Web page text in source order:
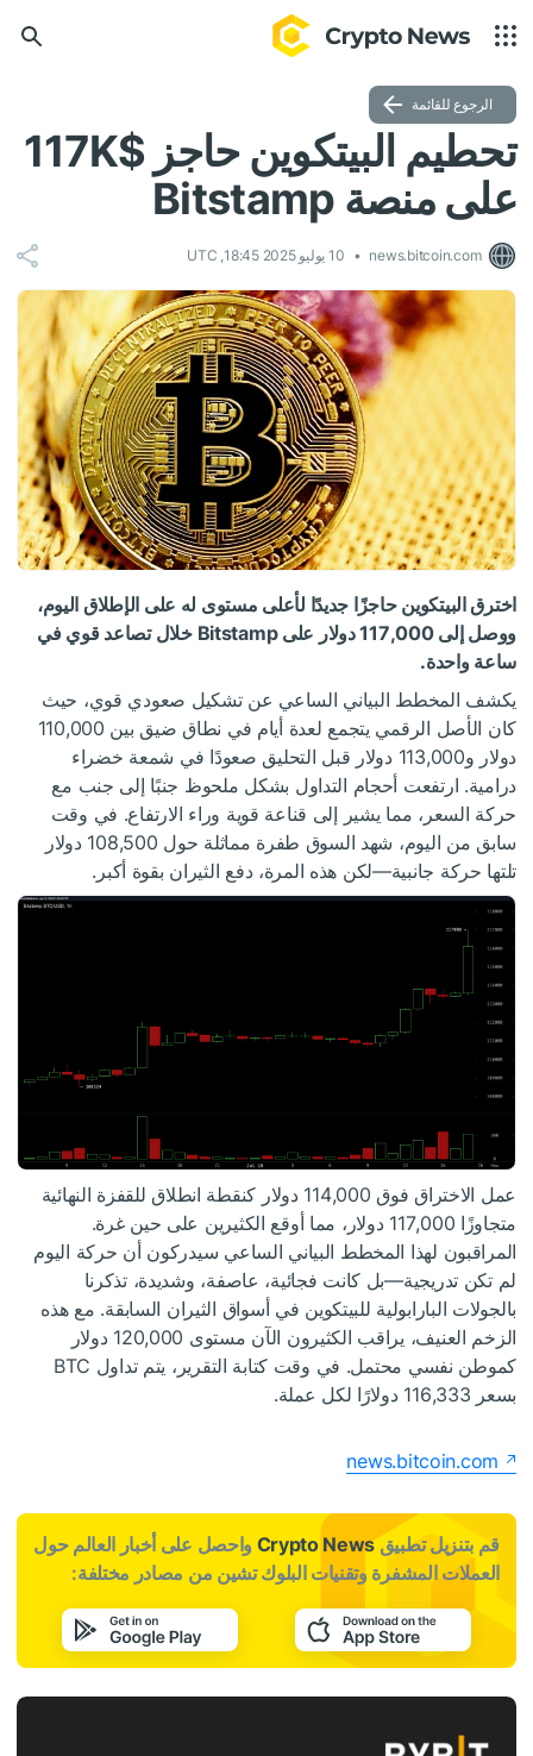
الرجوع للقائمة
تحطيم البيتكوين حاجز $117K
على منصة Bitstamp
news.bitcoin.com 10 يوليو 2025 18:45, UTC
اخترق البيتكوين حاجزًا جديدًا لأعلى مستوى له على الإطلاق اليوم،
ووصل إلى 117,000 دولار على Bitstamp خلال تصاعد قوي في
ساعة واحدة.
يكشف المخطط البياني الساعي عن تشكيل صعودي قوي، حيث
كان الأصل الرقمي يتجمع لعدة أيام في نطاق ضيق بين 110,000
دولار و113,000 دولار قبل التحليق صعودًا في شمعة خضراء
درامية. ارتفعت أحجام التداول بشكل ملحوظ جنبًا إلى جنب مع
حركة السعر، مما يشير إلى قناعة قوية وراء الارتفاع. في وقت
سابق من اليوم، شهد السوق طفرة مماثلة حول 108,500 دولار
تلتها حركة جانبية—لكن هذه المرة، دفع الثيران بقوة أكبر.
عمل الاختراق فوق 114,000 دولار كنقطة انطلاق للقفزة النهائية
متجاوزًا 117,000 دولار، مما أوقع الكثيرين على حين غرة.
المراقبون لهذا المخطط البياني الساعي سيدركون أن حركة اليوم
لم تكن تدريجية—بل كانت فجائية، عاصفة، وشديدة، تذكرنا
بالجولات البارابولية للبيتكوين في أسواق الثيران السابقة. مع هذه
الزخم العنيف، يراقب الكثيرون الآن مستوى 120,000 دولار
كموطن نفسي محتمل. في وقت كتابة التقرير، يتم تداول BTC
بسعر 116,333 دولارًا لكل عملة.
news.bitcoin.com
قم بتنزيل تطبيقCrypto News واحصل على أخبار العالم حول
العملات المشفرة وتقنيات البلوك تشين من مصادر مختلفة: